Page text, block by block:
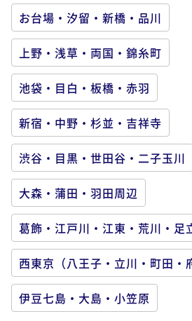
お台場・汐留・新橋・品川
上野・浅草・両国・錦糸町
池袋・目白・板橋・赤羽
新宿・中野・杉並・吉祥寺
渋谷・目黒・世田谷・二子玉川
大森・蒲田・羽田周辺
葛飾・江戸川・江東・荒川・足
西東京（八王子・立川・町田・
伊豆七島・大島・小笠原